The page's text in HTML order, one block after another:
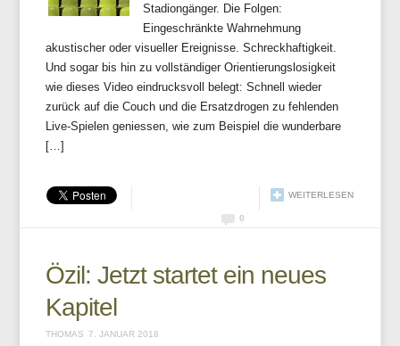
Stadiongänger. Die Folgen:
Eingeschränkte Wahrnehmung
akustischer oder visueller Ereignisse. Schreckhaftigkeit.
Und sogar bis hin zu vollständiger Orientierungslosigkeit
wie dieses Video eindrucksvoll belegt: Schnell wieder
zurück auf die Couch und die Ersatzdrogen zu fehlenden
Live-Spielen geniessen, wie zum Beispiel die wunderbare
[…]
WEITERLESEN
0
Özil: Jetzt startet ein neues
Kapitel
THOMAS 7. JANUAR 2018